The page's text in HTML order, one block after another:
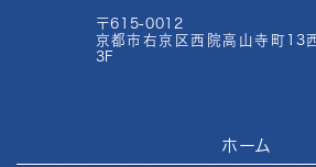
〒615-0012
京都市右京区西院高山寺町13
3F
ホーム